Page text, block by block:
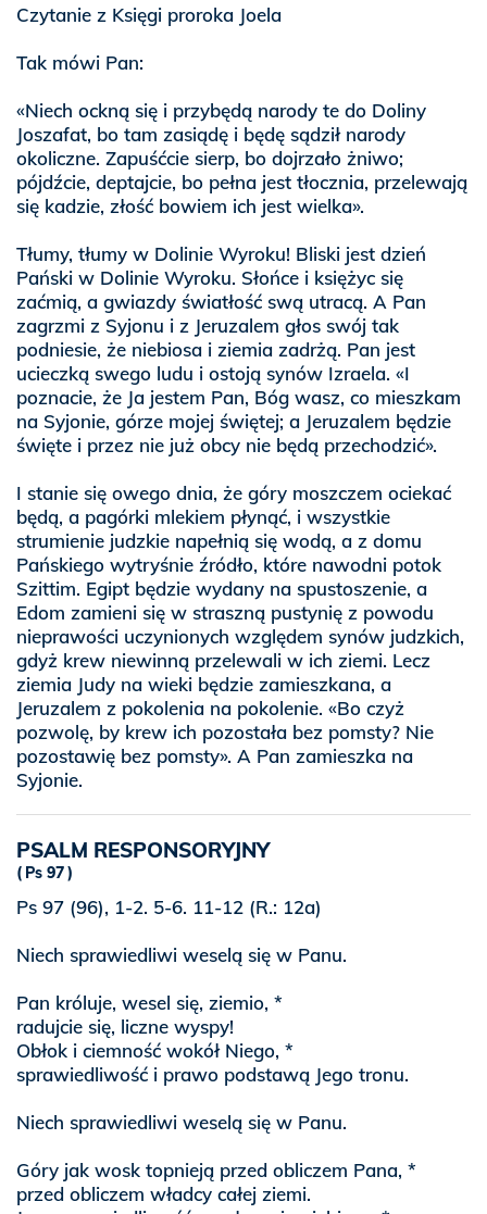
Czytanie z Księgi proroka Joela
Tak mówi Pan:
«Niech ockną się i przybędą narody te do Doliny
Joszafat, bo tam zasiądę i będę sądził narody
okoliczne. Zapuśćcie sierp, bo dojrzało żniwo;
pójdźcie, deptajcie, bo pełna jest tłocznia, przelewają
się kadzie, złość bowiem ich jest wielka».
Tłumy, tłumy w Dolinie Wyroku! Bliski jest dzień
Pański w Dolinie Wyroku. Słońce i księżyc się
zaćmią, a gwiazdy światłość swą utracą. A Pan
zagrzmi z Syjonu i z Jeruzalem głos swój tak
podniesie, że niebiosa i ziemia zadrżą. Pan jest
ucieczką swego ludu i ostoją synów Izraela. «I
poznacie, że Ja jestem Pan, Bóg wasz, co mieszkam
na Syjonie, górze mojej świętej; a Jeruzalem będzie
święte i przez nie już obcy nie będą przechodzić».
I stanie się owego dnia, że góry moszczem ociekać
będą, a pagórki mlekiem płynąć, i wszystkie
strumienie judzkie napełnią się wodą, a z domu
Pańskiego wytryśnie źródło, które nawodni potok
Szittim. Egipt będzie wydany na spustoszenie, a
Edom zamieni się w straszną pustynię z powodu
nieprawości uczynionych względem synów judzkich,
gdyż krew niewinną przelewali w ich ziemi. Lecz
ziemia Judy na wieki będzie zamieszkana, a
Jeruzalem z pokolenia na pokolenie. «Bo czyż
pozwolę, by krew ich pozostała bez pomsty? Nie
pozostawię bez pomsty». A Pan zamieszka na
Syjonie.
PSALM RESPONSORYJNY
Ps 97
Ps 97 (96), 1-2. 5-6. 11-12 (R.: 12a)
Niech sprawiedliwi weselą się w Panu.
Pan króluje, wesel się, ziemio, *
radujcie się, liczne wyspy!
Obłok i ciemność wokół Niego, *
sprawiedliwość i prawo podstawą Jego tronu.
Niech sprawiedliwi weselą się w Panu.
Góry jak wosk topnieją przed obliczem Pana, *
przed obliczem władcy całej ziemi.